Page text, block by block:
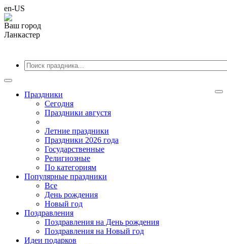
en-US
Ваш город
Ланкастер
Праздники
Cегодня
Праздники августя
Летние праздники
Праздники 2026 года
Государственные
Религиозные
По категориям
Популярные праздники
Все
День рождения
Новый год
Поздравления
Поздравления на День рождения
Поздравления на Новый год
Идеи подарков